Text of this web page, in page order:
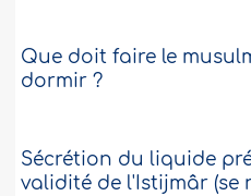
Que doit faire le
dormir ?
Sécrétion du liquide
validité de l'Istijmâr (se